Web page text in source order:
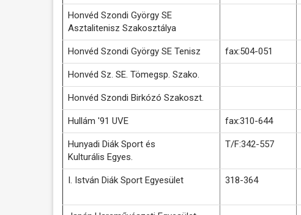
Honvéd Szondi György SE
Asztalitenisz Szakosztálya
Honvéd Szondi György SE Tenisz fax:504-051
Honvéd Sz. SE. Tömegsp. Szako.
Honvéd Szondi Birkózó Szakoszt.
Hullám '91 UVE fax:310-644
Hunyadi Diák Sport és
Kulturális Egyes.
T/F:342-557
I. István Diák Sport Egyesület 318-364